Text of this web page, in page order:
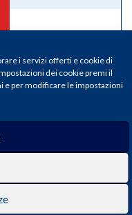
i servizi offerti e cookie di
dei cookie premi il
e per modificare le impostazioni
Italiana Medici Pediatri |
1, 56121 Ospedaletto (Pisa),
5212 (Online)